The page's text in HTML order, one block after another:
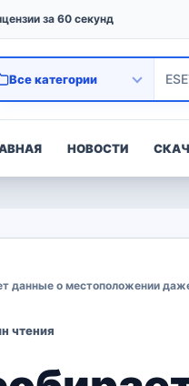
за 60 секунд
НОВОСТИ
данные о местоположении
чтения